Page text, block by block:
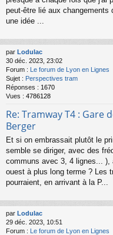
peut-être lié aux changements
une idée ...
par Lodulac
30 déc. 2023, 23:02
Forum : Le forum de Lyon en Lignes
Sujet : Perspectives tram
Réponses : 1670
Vues : 4786128
Re: Tramway T4 : Gare
Berger
Et si on embrassait plutôt le
semble se diriger, avec des
communs avec 3, 4 lignes...
ouest à plus long terme ? Les
pourraient, en arrivant à la P...
par Lodulac
29 déc. 2023, 10:51
Forum : Le forum de Lyon en Lignes